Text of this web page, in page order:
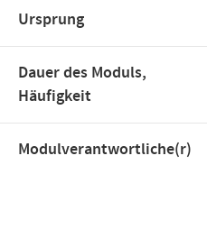
Ursprung
Dauer des Moduls,
Häufigkeit
Modulverantwortliche(r)